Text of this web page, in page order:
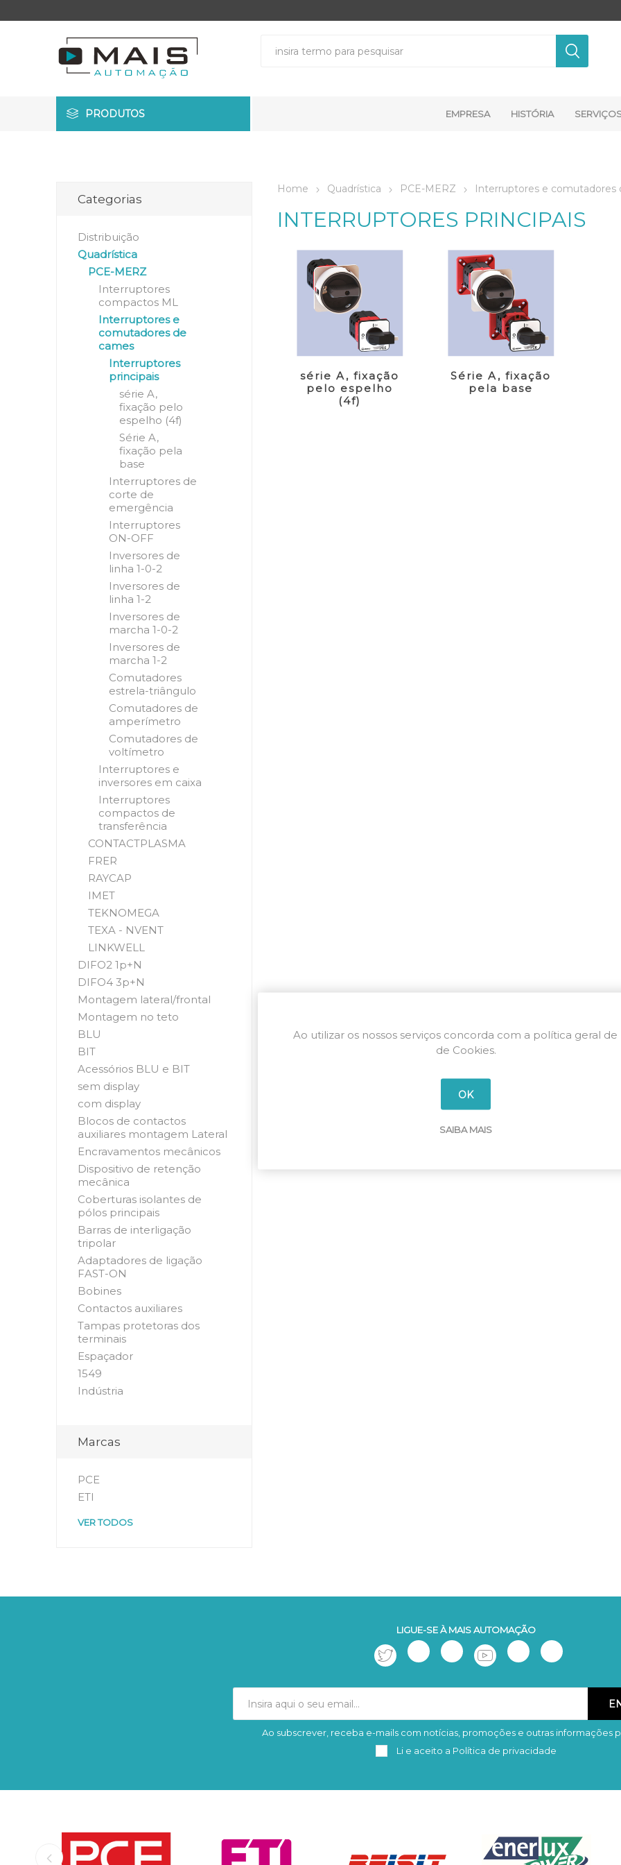
PRODUTOS EMPRESA HISTÓRIA
Home Quadrística PCE-MERZ Interruptores e comutadores
INTERRUPTORES PRINCIPAIS
série A, fixação
pelo espelho
(4f)
Série A, fixação
pela base
Categorias
Distribuição
Quadrística
PCE-MERZ
Interruptores
compactos ML
Interruptores e
comutadores de
cames
Interruptores
principais
série A,
fixação pelo
espelho (4f)
Série A,
fixação pela
base
Interruptores de
corte de
emergência
Interruptores
ON-OFF
Inversores de
linha 1-0-2
Inversores de
linha 1-2
Inversores de
marcha 1-0-2
Inversores de
marcha 1-2
Comutadores
estrela-triângulo
Comutadores de
amperímetro
Comutadores de
voltímetro
Interruptores e
inversores em caixa
Interruptores
compactos de
transferência
CONTACTPLASMA
FRER
RAYCAP
IMET
TEKNOMEGA
TEXA - NVENT
LINKWELL
DIFO2 1p+N
DIFO4 3p+N
Montagem lateral/frontal
Montagem no teto
BLU
BIT
Acessórios BLU e BIT
sem display
com display
Blocos de contactos
auxiliares montagem Lateral
Encravamentos mecânicos
Dispositivo de retenção
mecânica
Coberturas isolantes de
pólos principais
Barras de interligação
tripolar
Adaptadores de ligação
FAST-ON
Bobines
Contactos auxiliares
Tampas protetoras dos
terminais
Espaçador
1549
Indústria
Marcas
PCE
ETI
VER TODOS
LIGUE-SE À MAIS AUTOMAÇÃO
Subscrever Remover
Ao subscrever, receba e-mails com notícias, promoções e outras informações
Li e aceito a Política de privacidade
Ao utilizar os nossos serviços concorda com a política geral de
de Cookies.
OK
SAIBA MAIS